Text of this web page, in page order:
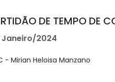
DE TEMPO DE
Janeiro/2024
- Mirian Heloisa Manzano